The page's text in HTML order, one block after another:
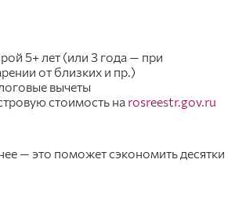
5+ лет (или 3 года — при
от близких и пр.)
вычеты
стоимость на rosreestr.gov.ru
— это поможет сэкономить десятки